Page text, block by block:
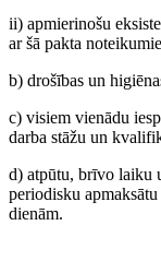
ii) apmierinošu
ar šā pakta
b) drošības un
c) visiem vienādu
darba stāžu un
d) atpūtu, brīvo laiku
periodisku
dienām.